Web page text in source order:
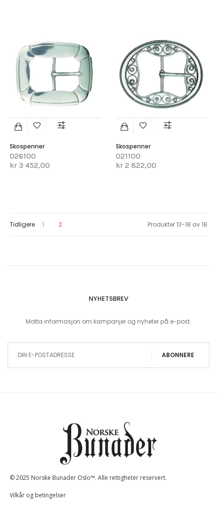
Skospenner
026100
kr 3 452,00
Skospenner
021100
kr 2 822,00
Produkter13-18 av18
Page
Tidligere Page
1 You're currently reading page
2
NYHETSBREV
Motta informasjon om kampanjer og nyheter på e-post.
ABONNERE
© 2025 Norske Bunader Oslo™. Alle rettigheter reservert.
Vilkår og betingelser